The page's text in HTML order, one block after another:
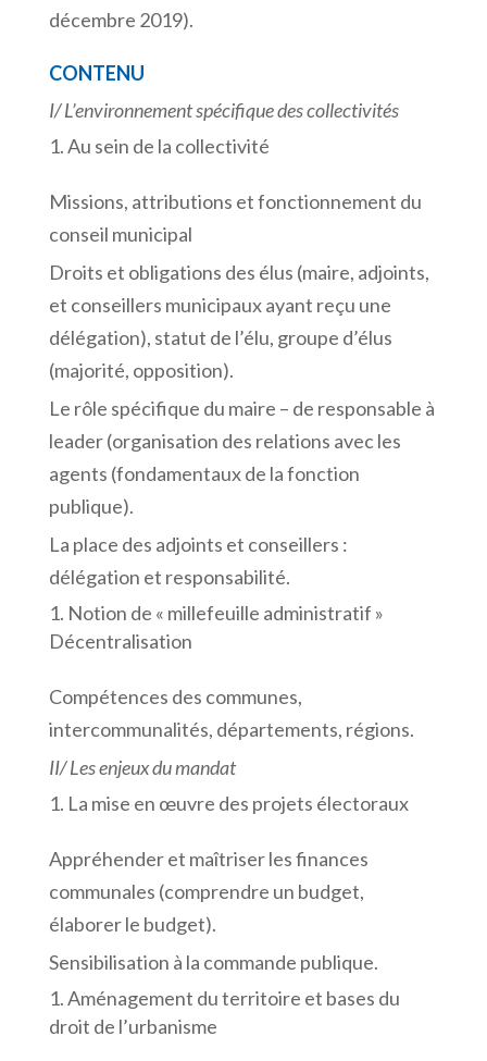
décembre 2019).
CONTENU
I/L’environnementspécifiquedescollectivités
Au sein de la collectivité
Missions, attributions et fonctionnement du
conseil municipal
Droits et obligations des élus (maire, adjoints,
et conseillers municipaux ayant reçu une
délégation), statut de l’élu, groupe d’élus
(majorité, opposition).
Le rôle spécifique du maire – de responsable à
leader (organisation des relations avec les
agents (fondamentaux de la fonction
publique).
La place des adjoints et conseillers :
délégation et responsabilité.
Notion de « millefeuille administratif »
Décentralisation
Compétences des communes,
intercommunalités, départements, régions.
II/ Les enjeux du mandat
La mise en œuvre des projets électoraux
Appréhender et maîtriser les finances
communales (comprendre un budget,
élaborer le budget).
Sensibilisation à la commande publique.
Aménagement du territoire et bases du
droit de l’urbanisme